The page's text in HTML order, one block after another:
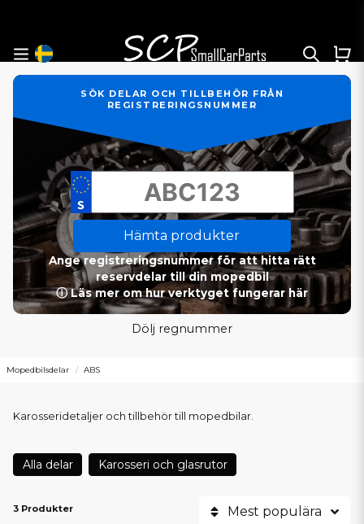
SÖK DELAR OCH TILLBEHÖR FRÅN
REGISTRERINGSNUMMER
Hämta produkter
Ange registreringsnummer för att hitta rätt
reservdelar till din mopedbil
ⓘ Läs mer om hur verktyget fungerar här
Dölj regnummer
Mopedbilsdelar ABS
Karosseridetaljer och tillbehör till mopedbilar.
Alla delar Karosseri och glasrutor
3 Produkter Mest populära